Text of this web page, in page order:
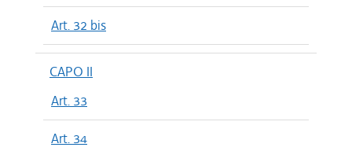
Art. 32 bis
CAPO II
Art. 33
Art. 34